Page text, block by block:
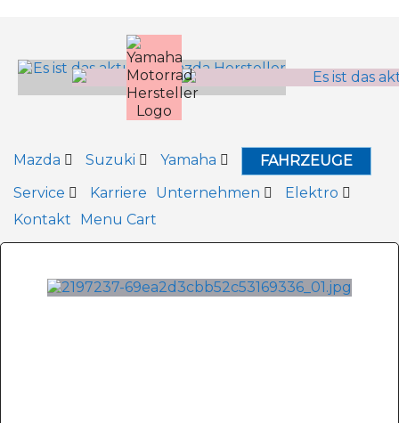
Mazda Suzuki Yamaha
FAHRZEUGE
Service
Karriere Unternehmen
Elektro
Kontakt
Menu Cart